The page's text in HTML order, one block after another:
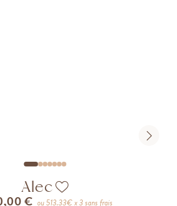
Alec
€ ou513.33€ x 3 sans frais